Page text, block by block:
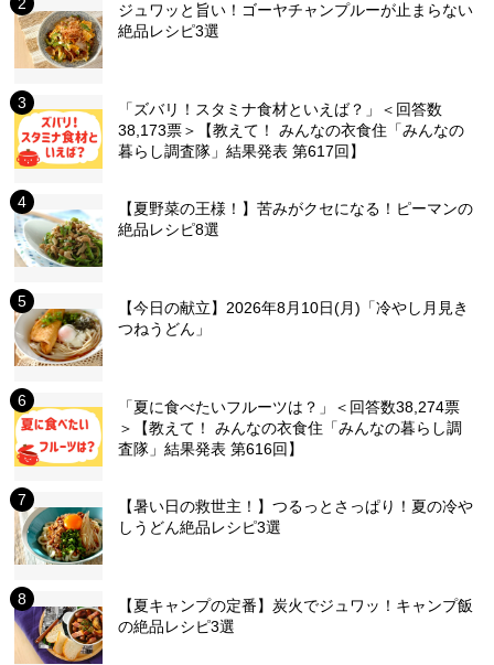
ジュワッと旨い！ゴーヤチャンプルーが止まらない
絶品レシピ3選
「ズバリ！スタミナ食材といえば？」＜回答数
38,173票＞【教えて！ みんなの衣食住「みんなの
暮らし調査隊」結果発表 第617回】
【夏野菜の王様！】苦みがクセになる！ピーマンの
絶品レシピ8選
【今日の献立】2026年8月10日(月)「冷やし月見き
つねうどん」
「夏に食べたいフルーツは？」＜回答数38,274票
＞【教えて！ みんなの衣食住「みんなの暮らし調
査隊」結果発表 第616回】
【暑い日の救世主！】つるっとさっぱり！夏の冷や
しうどん絶品レシピ3選
【夏キャンプの定番】炭火でジュワッ！キャンプ飯
の絶品レシピ3選